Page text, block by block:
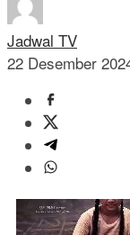
Jadwal TV
22 Desember